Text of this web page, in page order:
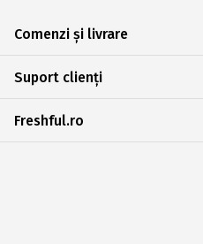
Comenzi și livrare
Suport clienți
Freshful.ro